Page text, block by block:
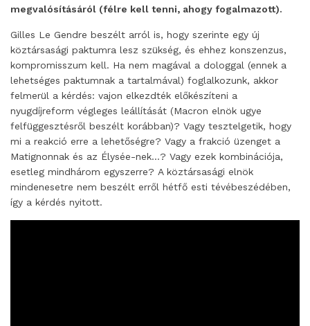
megvalósításáról (félre kell tenni, ahogy fogalmazott).
Gilles Le Gendre beszélt arról is, hogy szerinte egy új
köztársasági paktumra lesz szükség, és ehhez konszenzus,
kompromisszum kell. Ha nem magával a dologgal (ennek a
lehetséges paktumnak a tartalmával) foglalkozunk, akkor
felmerül a kérdés: vajon elkezdték előkészíteni a
nyugdíjreform végleges leállítását (Macron elnök ugye
felfüggesztésről beszélt korábban)? Vagy tesztelgetik, hogy
mi a reakció erre a lehetőségre? Vagy a frakció üzenget a
Matignonnak és az Élysée-nek…? Vagy ezek kombinációja,
esetleg mindhárom egyszerre? A köztársasági elnök
mindenesetre nem beszélt erről hétfő esti tévébeszédében,
így a kérdés nyitott.